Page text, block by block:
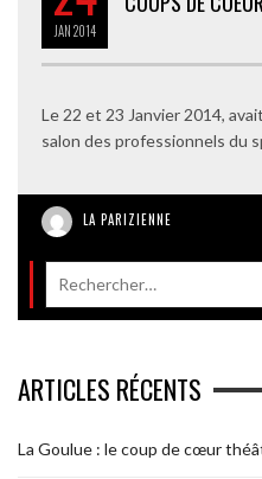
JAN2014
Le 22 et 23 Janvier 2014,
salon des professionnels du
LA PARIZIENNE
ARTICLES RÉCENTS
La Goulue : le coup de cœur